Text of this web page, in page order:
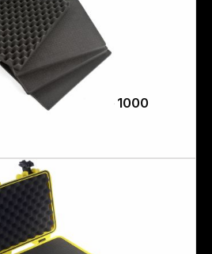
B&W pre-cut foam 4pcs for B&W Type 1000